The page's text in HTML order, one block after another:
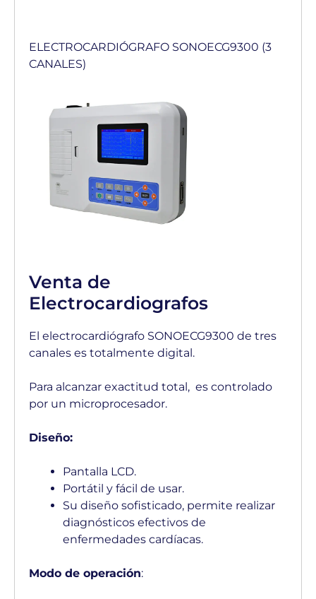
ELECTROCARDIÓGRAFO SONOECG9300 (3
CANALES)
Venta de
Electrocardiografos
El electrocardiógrafo SONOECG9300 de tres
canales es totalmente digital.
Para alcanzar exactitud total, es controlado
por un microprocesador.
Diseño:
Pantalla LCD.
Portátil y fácil de usar.
Su diseño sofisticado, permite realizar
diagnósticos efectivos de
enfermedades cardíacas.
Modo de operación: